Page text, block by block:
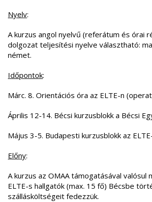
Nyelv:
A kurzus angol nyelvű (referátum és órai
dolgozat teljesítési nyelve választható:
német.
Időpontok:
Márc. 8. Orientációs óra az ELTE-n
Április 12-14. Bécsi kurzusblokk a Bécsi
Május 3-5. Budapesti kurzusblokk az
Előny:
A kurzus az OMAA támogatásával valósul
ELTE-s hallgatók (max. 15 fő) Bécsbe
szállásköltségeit fedezzük.